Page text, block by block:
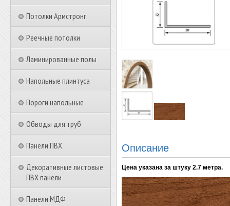
Потолки Армстронг
Реечные потолки
Ламинированные полы
Напольные плинтуса
Пороги напольные
Обводы для труб
Панели ПВХ
Декоративные листовые
ПВХ панели
Панели МДФ
Описание
Цена указана за штуку 2.7 метра.